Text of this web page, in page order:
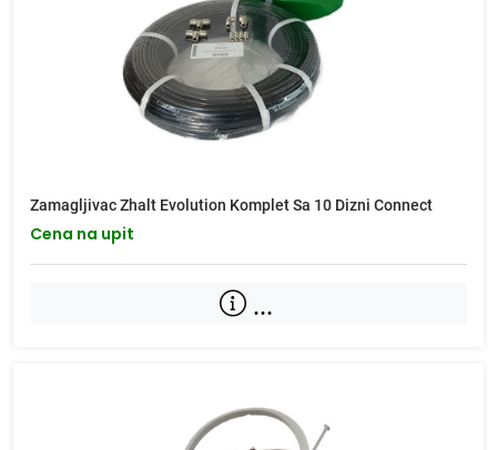
Zamagljivac Zhalt Evolution Komplet Sa 10 Dizni Connect
Cena na upit
...